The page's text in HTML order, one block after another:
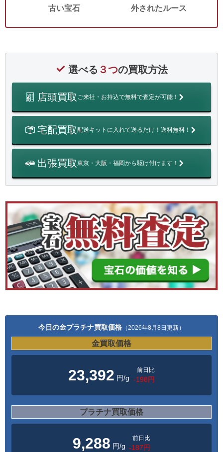
古い宝石 外されたルース
選べる ３つの買取方法
店頭買取 ご来社・お持込で無料で査定が可能！
宅配買取配送キットに入れて送るだけ！送料無料！
出張買取東京・大阪・福岡から駆け付けます！
今日の金プラチナ買取価格 （2026年8月8日更新）
金買取価格
23,392 円/g
前日比
-198円
プラチナ買取価格
9,288 円/g
前日比
-187円